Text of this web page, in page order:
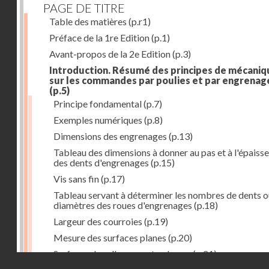
PAGE DE TITRE
Table des matières (p.r1)
Préface de la 1re Edition(p.1)
Avant-propos de la 2e Edition(p.3)
Introduction. Résumé des principes de
sur les commandes par poulies et par
(p.5)
Principe fondamental(p.7)
Exemples numériques (p.8)
Dimensions des engrenages (p.13)
Tableau des dimensions à donner au pas et à
des dents d'engrenages (p.15)
Vis sans fin(p.17)
Tableau servant à déterminer les nombres de dents
diamètres des roues d'engrenages (p.18)
Largeur des courroies (p.19)
Mesure des surfaces planes (p.20)
Surfaces dans l'espace et volumes(p.21)